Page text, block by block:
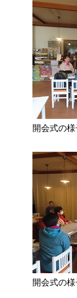
開会式の
開会式の